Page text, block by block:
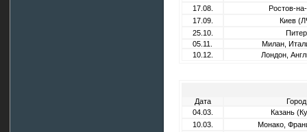
17.08.
Ростов-
17.09.
Киев
25.10.
Питер
05.11.
Милан,
10.12.
Лондон,
Дата
Город
04.03.
Казань
10.03.
Монако,